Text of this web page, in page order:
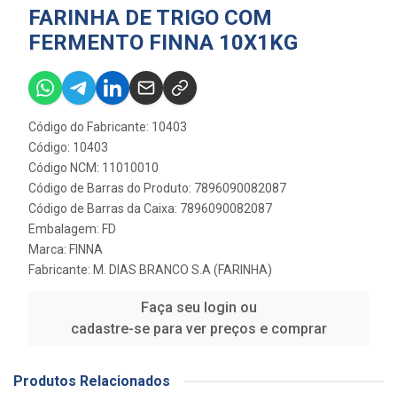
FARINHA DE TRIGO COM
FERMENTO FINNA 10X1KG
Código do Fabricante: 10403
Código: 10403
Código NCM: 11010010
Código de Barras do Produto: 7896090082087
Código de Barras da Caixa: 7896090082087
Embalagem: FD
Marca: FINNA
Fabricante: M. DIAS BRANCO S.A (FARINHA)
Faça seu login ou
cadastre-se para ver preços e comprar
Produtos Relacionados